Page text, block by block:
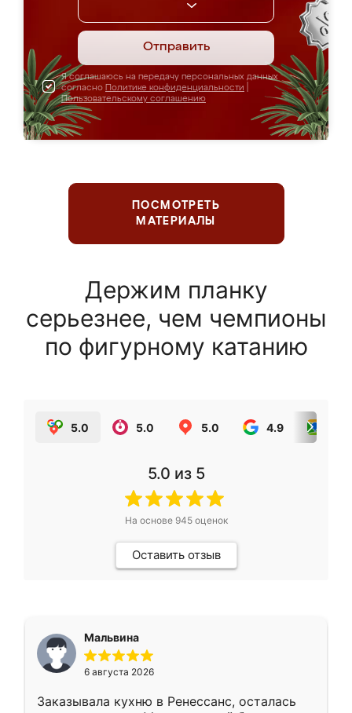
Отправить
Я соглашаюсь на передачу персональных данных
согласно Политике конфиденциальности
Пользовательскому соглашению
ПОСМОТРЕТЬ
МАТЕРИАЛЫ
Держим планку
серьезнее, чем чемпионы
по фигурному катанию
5.0 5.0 5.0 4.9
5.0 из 5
На основе 945оценок
Оставить отзыв
Мальвина
6 августа 2026
Заказывала кухню в Ренессанс, осталась